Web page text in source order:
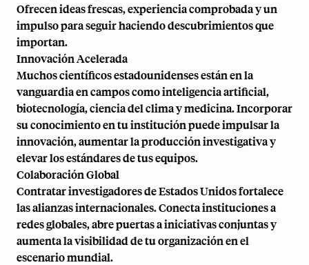
Ofrecen ideas frescas, experiencia comprobada y un
impulso para seguir haciendo descubrimientos que
importan.
Innovación Acelerada
Muchos científicos estadounidenses están en la
vanguardia en campos como inteligencia artificial,
biotecnología, ciencia del clima y medicina. Incorporar
su conocimiento en tu institución puede impulsar la
innovación, aumentar la producción investigativa y
elevar los estándares de tus equipos.
Colaboración Global
Contratar investigadores de Estados Unidos fortalece
las alianzas internacionales. Conecta instituciones a
redes globales, abre puertas a iniciativas conjuntas y
aumenta la visibilidad de tu organización en el
escenario mundial.